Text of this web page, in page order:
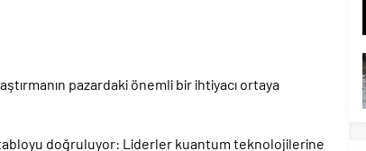
pazardaki önemli bir ihtiyacı ortaya
tabloyu doğruluyor: Liderler kuantum teknolojilerine